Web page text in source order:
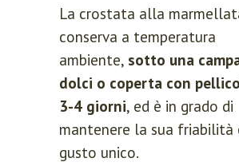
La crostata alla
conserva a temperatura
ambiente, sotto una
dolci o coperta con
3-4 giorni, ed è in grado di
mantenere la sua friabilità
gusto unico.
REGISTER
Lost your password?